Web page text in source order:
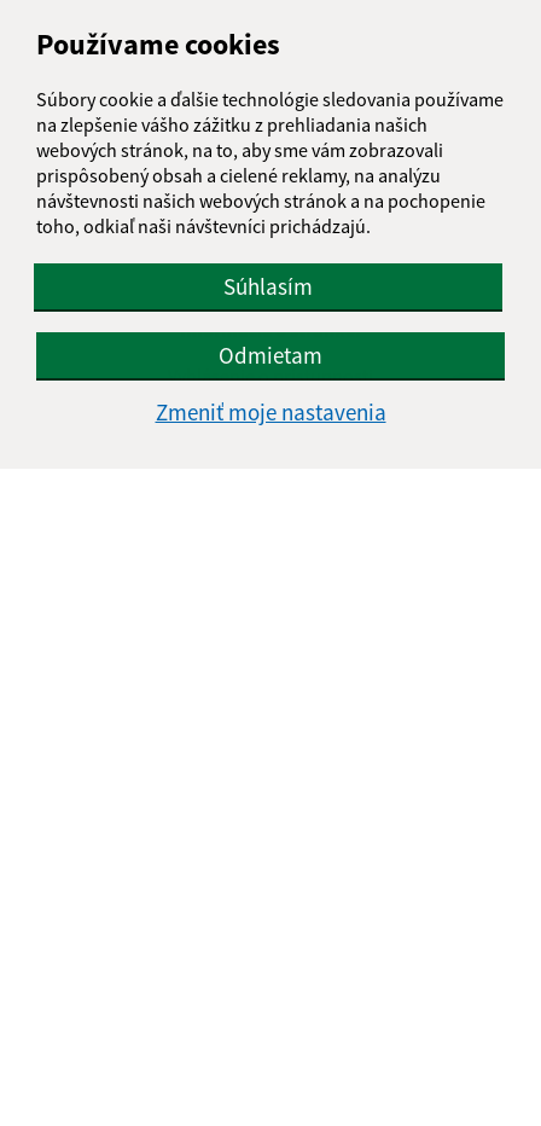
Používame cookies
Súbory cookie a ďalšie technológie sledovania používame
na zlepšenie vášho zážitku z prehliadania našich
webových stránok, na to, aby sme vám zobrazovali
prispôsobený obsah a cielené reklamy, na analýzu
návštevnosti našich webových stránok a na pochopenie
toho, odkiaľ naši návštevníci prichádzajú.
Súhlasím
Odmietam
Zmeniť moje nastavenia
Informácie o stránke:
Vyhlásenie o prístupnosti
Autorské práva